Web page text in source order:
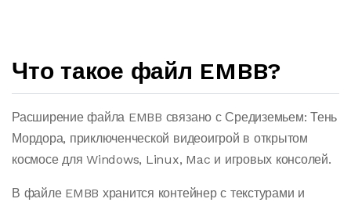
Что такое файл EMBB?
Расширение файла EMBB связано с Средиземьем: Тень
Мордора, приключенческой видеоигрой в открытом
космосе для Windows, Linux, Mac и игровых консолей.
В файле EMBB хранится контейнер с текстурами и